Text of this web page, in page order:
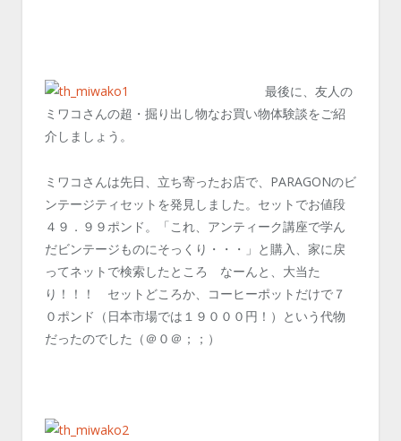
最後に、友人の
ミワコさんの超・掘り出し物なお買い物体験談をご紹
介しましょう。
ミワコさんは先日、立ち寄ったお店で、PARAGONのビ
ンテージティセットを発見しました。セットでお値段
４９．９９ポンド。「これ、アンティーク講座で学ん
だビンテージものにそっくり・・・」と購入、家に戻
ってネットで検索したところ なーんと、大当た
り！！！ セットどころか、コーヒーポットだけで７
０ポンド（日本市場では１９０００円！）という代物
だったのでした（＠０＠；；）